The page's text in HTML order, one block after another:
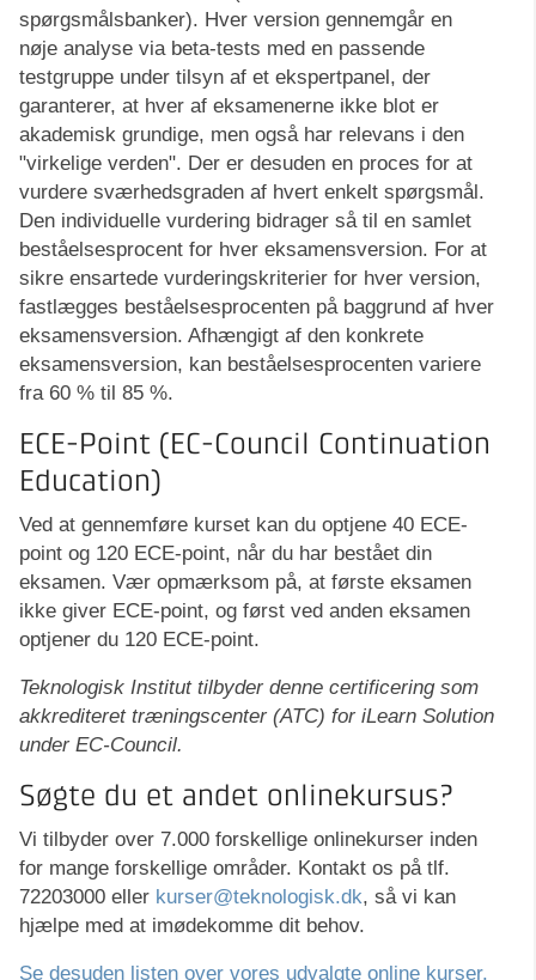
spørgsmålsbanker). Hver version gennemgår en
nøje analyse via beta-tests med en passende
testgruppe under tilsyn af et ekspertpanel, der
garanterer, at hver af eksamenerne ikke blot er
akademisk grundige, men også har relevans i den
"virkelige verden". Der er desuden en proces for at
vurdere sværhedsgraden af hvert enkelt spørgsmål.
Den individuelle vurdering bidrager så til en samlet
beståelsesprocent for hver eksamensversion. For at
sikre ensartede vurderingskriterier for hver version,
fastlægges beståelsesprocenten på baggrund af hver
eksamensversion. Afhængigt af den konkrete
eksamensversion, kan beståelsesprocenten variere
fra 60 % til 85 %.
ECE-Point (EC-Council Continuation
Education)
Ved at gennemføre kurset kan du optjene 40 ECE-
point og 120 ECE-point, når du har bestået din
eksamen. Vær opmærksom på, at første eksamen
ikke giver ECE-point, og først ved anden eksamen
optjener du 120 ECE-point.
Teknologisk Institut tilbyder denne certificering som
akkrediteret træningscenter (ATC) for iLearn Solution
under EC-Council.
Søgte du et andet onlinekursus?
Vi tilbyder over 7.000 forskellige onlinekurser inden
for mange forskellige områder. Kontakt os på tlf.
72203000 eller kurser@teknologisk.dk, så vi kan
hjælpe med at imødekomme dit behov.
Se desuden listen over vores udvalgte online kurser.